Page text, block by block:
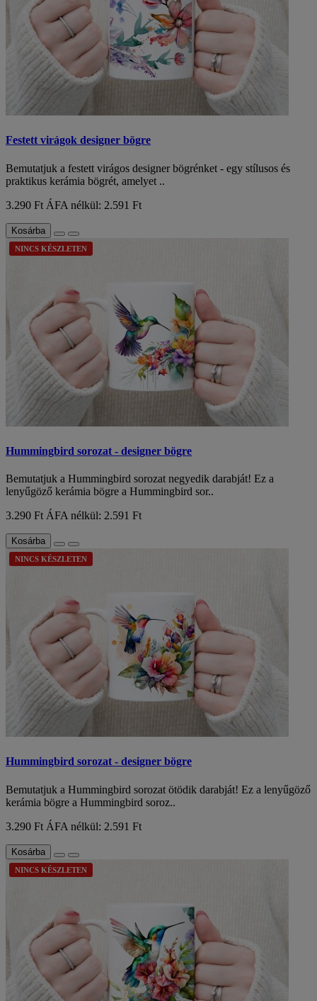
Festett virágok designer bögre
Bemutatjuk a festett virágos designer bögrénket - egy stílusos és
praktikus kerámia bögrét, amelyet ..
3.290 Ft ÁFA nélkül: 2.591 Ft
Kosárba
NINCS KÉSZLETEN
Hummingbird sorozat - designer bögre
Bemutatjuk a Hummingbird sorozat negyedik darabját! Ez a
lenyűgöző kerámia bögre a Hummingbird sor..
3.290 Ft ÁFA nélkül: 2.591 Ft
Kosárba
NINCS KÉSZLETEN
Hummingbird sorozat - designer bögre
Bemutatjuk a Hummingbird sorozat ötödik darabját! Ez a lenyűgöző
kerámia bögre a Hummingbird soroz..
3.290 Ft ÁFA nélkül: 2.591 Ft
Kosárba
NINCS KÉSZLETEN